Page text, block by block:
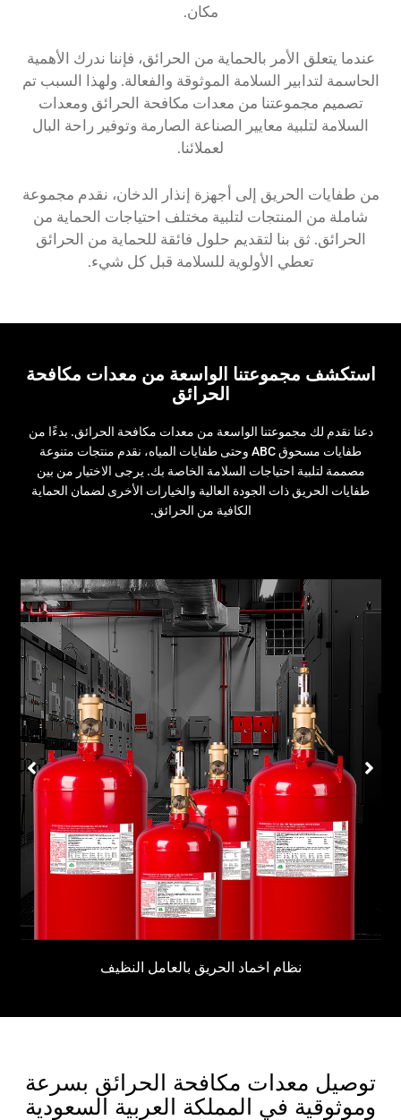
مكان.
عندما يتعلق الأمر بالحماية من الحرائق، فإننا ندرك الأهمية
الحاسمة لتدابير السلامة الموثوقة والفعالة. ولهذا السبب تم
تصميم مجموعتنا من معدات مكافحة الحرائق ومعدات
السلامة لتلبية معايير الصناعة الصارمة وتوفير راحة البال
لعملائنا.
من طفايات الحريق إلى أجهزة إنذار الدخان، نقدم مجموعة
شاملة من المنتجات لتلبية مختلف احتياجات الحماية من
الحرائق. ثق بنا لتقديم حلول فائقة للحماية من الحرائق
تعطي الأولوية للسلامة قبل كل شيء.
استكشف مجموعتنا الواسعة من معدات مكافحة
الحرائق
دعنا نقدم لك مجموعتنا الواسعة من معدات مكافحة الحرائق. بدءًا من
طفايات مسحوق ABC وحتى طفايات المياه، نقدم منتجات متنوعة
مصممة لتلبية احتياجات السلامة الخاصة بك. يرجى الاختيار من بين
طفايات الحريق ذات الجودة العالية والخيارات الأخرى لضمان الحماية
الكافية من الحرائق.
نظام اخماد الحريق بالعامل النظيف
توصيل معدات مكافحة الحرائق بسرعة
وموثوقية في المملكة العربية السعودية